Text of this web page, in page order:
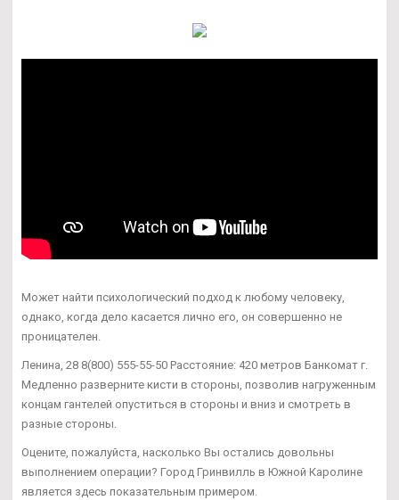
Может найти психологический подход к любому человеку,
однако, когда дело касается лично его, он совершенно не
проницателен.
Ленина, 28 8(800) 555-55-50 Расстояние: 420 метров Банкомат г.
Медленно разверните кисти в стороны, позволив нагруженным
концам гантелей опуститься в стороны и вниз и смотреть в
разные стороны.
Оцените, пожалуйста, насколько Вы остались довольны
выполнением операции? Город Гринвилль в Южной Каролине
является здесь показательным примером.